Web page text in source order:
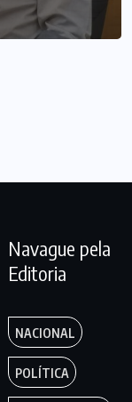
Navague pela
Editoria
NACIONAL
POLÍTICA